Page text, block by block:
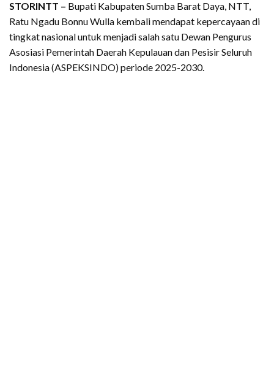
STORINTT – Bupati Kabupaten Sumba Barat Daya, NTT,
Ratu Ngadu Bonnu Wulla kembali mendapat kepercayaan di
tingkat nasional untuk menjadi salah satu Dewan Pengurus
Asosiasi Pemerintah Daerah Kepulauan dan Pesisir Seluruh
Indonesia (ASPEKSINDO) periode 2025-2030.